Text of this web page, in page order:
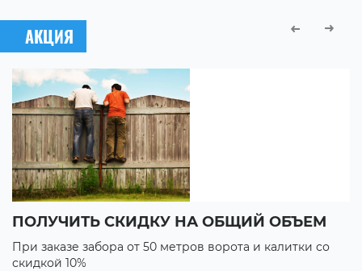
АКЦИЯ
ПОЛУЧИТЬ СКИДКУ НА ОБЩИЙ ОБЪЕМ
При заказе забора от 50 метров ворота и калитки со
скидкой 10%